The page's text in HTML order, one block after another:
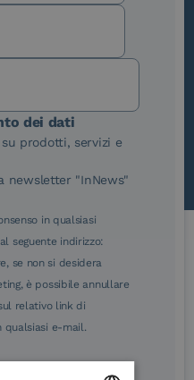
dal mondo della
dei dati
prodotti, servizi e
newsletter "InNews"
in qualsiasi
seguente indirizzo:
se non si desidera
è possibile annullare
relativo link di
qualsiasi e-mail.
sono disponibili